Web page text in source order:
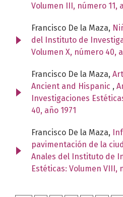
Volumen III, número 11,
Francisco De la Maza,
del Instituto de
Volumen X, número 40,
Francisco De la Maza,
Ancient and Hispanic ,
Investigaciones
40, año 1971
Francisco De la Maza,
pavimentación de la
Anales del Instituto de
Estéticas: Volumen VIII,